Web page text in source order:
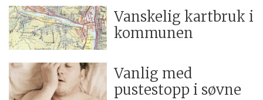
Vanskelig kartbruk i
kommunen
Vanlig med
pustestopp i søvne